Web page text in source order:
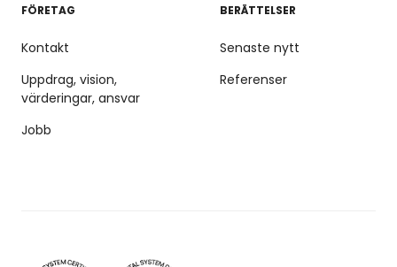
FÖRETAG
Kontakt
Uppdrag, vision,
värderingar, ansvar
Jobb
BERÄTTELSER
Senaste nytt
Referenser